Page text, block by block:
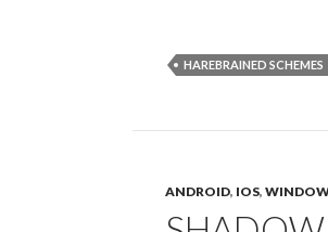
HAREBRAINED SCHEMES
ANDROID, IOS,